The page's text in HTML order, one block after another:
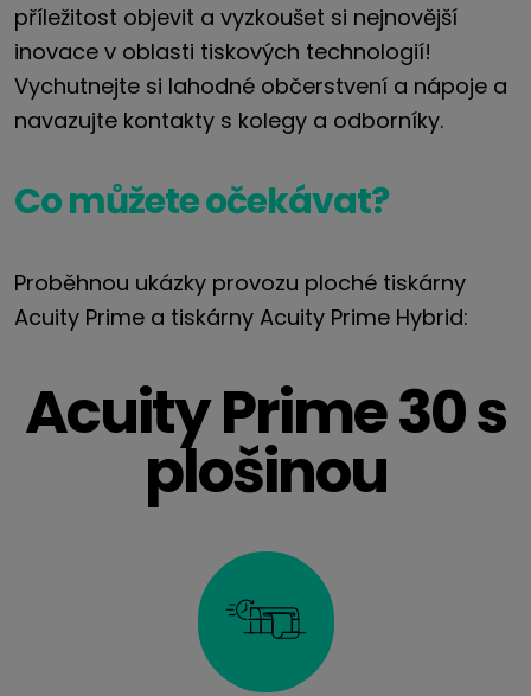
příležitost objevit a vyzkoušet si nejnovější
inovace v oblasti tiskových technologií!
Vychutnejte si lahodné občerstvení a nápoje a
navazujte kontakty s kolegy a odborníky.
Co můžete očekávat?
Proběhnou ukázky provozu ploché tiskárny
Acuity Prime a tiskárny Acuity Prime Hybrid:
Acuity Prime 30 s
plošinou